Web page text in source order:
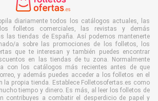
diariamente todos los catálogos actuales, las
folletos comerciales, las revistas y demás
las tiendas de España. Así podemos mantenerte
a sobre las promociones de los folletos, los
que te interesan y también puedes encontrar
en las tiendas de tu zona. Normalmente
con los catálogos más recientes antes de que
y además puedes acceder a los folletos en el
la propia tienda. Establece Folletosofertas.es como
tiempo y dinero. Es más, al leer los folletos de
contribuyes a combatir el desperdicio de papel y